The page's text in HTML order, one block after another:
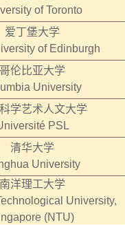
of Toronto
爱丁堡大学
of Edinburgh
哥伦比亚大学
University
学艺术人文大学
PSL
清华大学
University
南洋理工大学
University,
(NTU)